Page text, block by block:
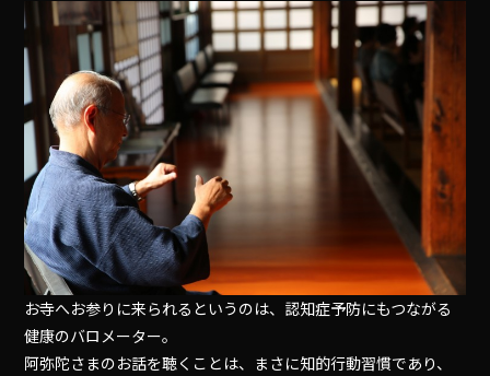
お寺へお参りに来られるというのは、認知症予防にもつながる
健康のバロメーター。
阿弥陀さまのお話を聴くことは、まさに知的行動習慣であり、